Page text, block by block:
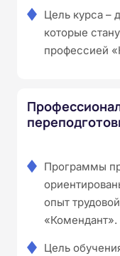
Цель курса –
которые
профессией
Программы
опыт
«Комендант».
Цель